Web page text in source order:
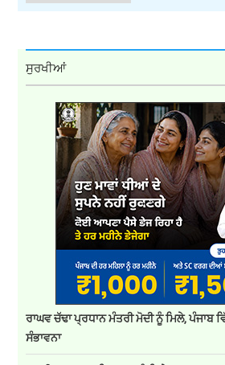
ਸੁਰਖੀਆਂ
ਰਾਘਵ ਚੱਢਾ ਪ੍ਰਧਾਨ ਮੰਤਰੀ ਮੋਦੀ ਨੂੰ ਮਿਲੇ, ਪੰਜਾਬ
ਸੰਭਾਵਨਾ